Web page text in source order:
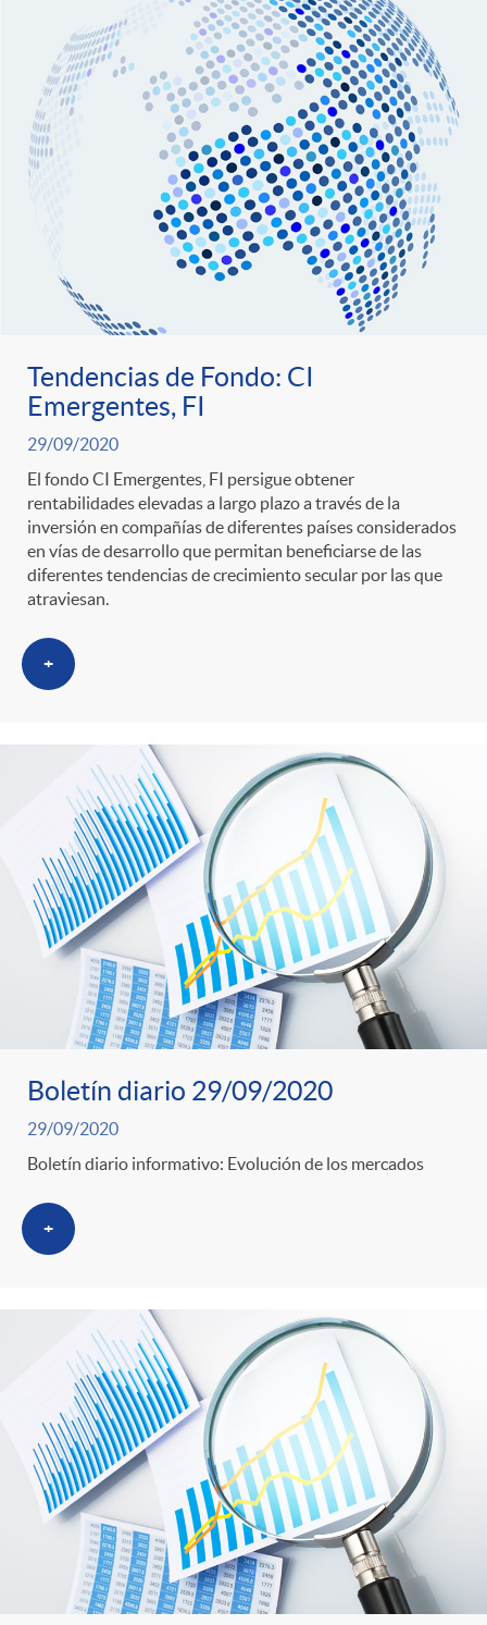
Tendencias de Fondo: CI
Emergentes, FI
29/09/2020
El fondo CI Emergentes, FI persigue obtener
rentabilidades elevadas a largo plazo a través de la
inversión en compañías de diferentes países considerados
en vías de desarrollo que permitan beneficiarse de las
diferentes tendencias de crecimiento secular por las que
atraviesan.
+
Boletín diario 29/09/2020
29/09/2020
Boletín diario informativo: Evolución de los mercados
+